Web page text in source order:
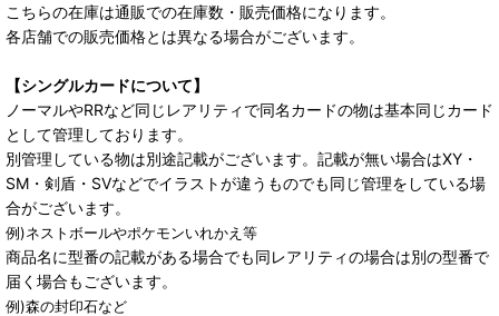
こちらの在庫は通販での在庫数・販売価格になります。
各店舗での販売価格とは異なる場合がございます。
【シングルカードについて】
ノーマルやRRなど同じレアリティで同名カードの物は基本同じカード
として管理しております。
別管理している物は別途記載がございます。記載が無い場合はXY・
SM・剣盾・SVなどでイラストが違うものでも同じ管理をしている場
合がございます。
例)ネストボールやポケモンいれかえ等
商品名に型番の記載がある場合でも同レアリティの場合は別の型番で
届く場合もございます。
例)森の封印石など